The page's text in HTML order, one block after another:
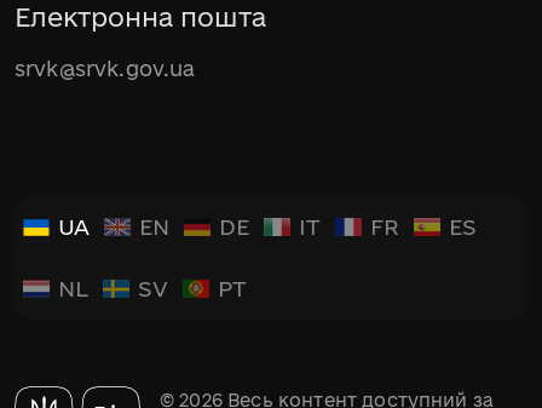
Електронна пошта
srvk@srvk.gov.ua
UA EN DE IT FR ES
NL SV PT
© 2026 Весь контент доступний за